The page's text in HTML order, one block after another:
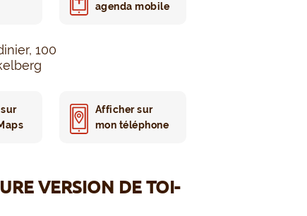
agenda mobile
100
Afficher sur
mon téléphone
VERSION DE TOI-